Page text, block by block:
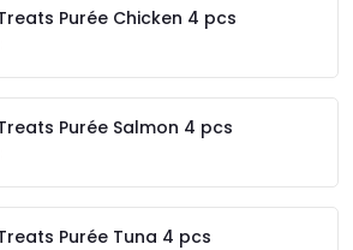
Purée Chicken 4 pcs
Purée Salmon 4 pcs
Purée Tuna 4 pcs